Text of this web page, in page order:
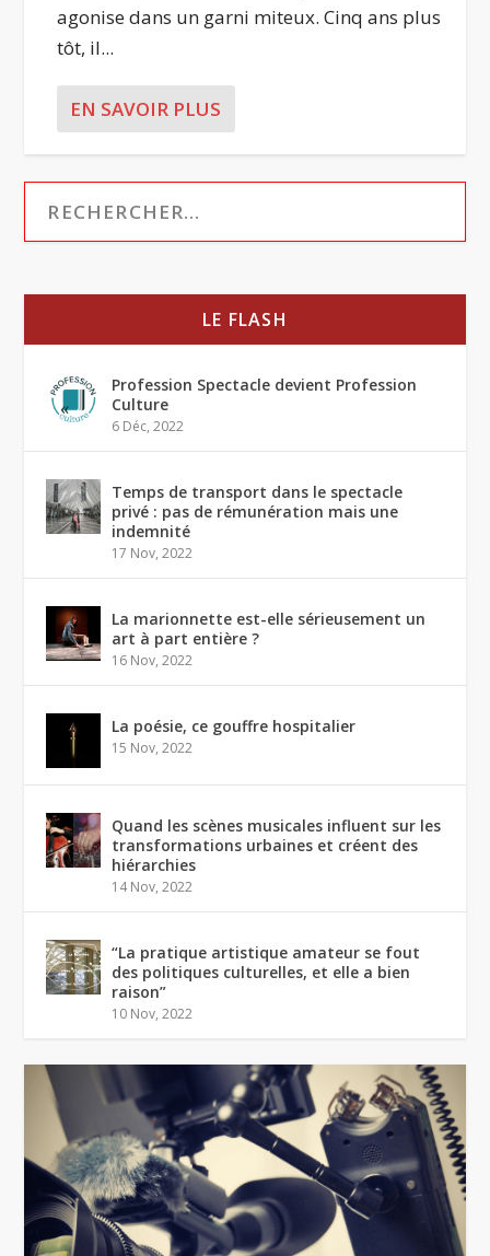
agonise dans un garni miteux. Cinq ans plus
tôt, il...
EN SAVOIR PLUS
LE FLASH
Profession Spectacle devient Profession
Culture
6 Déc, 2022
Temps de transport dans le spectacle
privé : pas de rémunération mais une
indemnité
17 Nov, 2022
La marionnette est-elle sérieusement un
art à part entière ?
16 Nov, 2022
La poésie, ce gouffre hospitalier
15 Nov, 2022
Quand les scènes musicales influent sur les
transformations urbaines et créent des
hiérarchies
14 Nov, 2022
“La pratique artistique amateur se fout
des politiques culturelles, et elle a bien
raison”
10 Nov, 2022